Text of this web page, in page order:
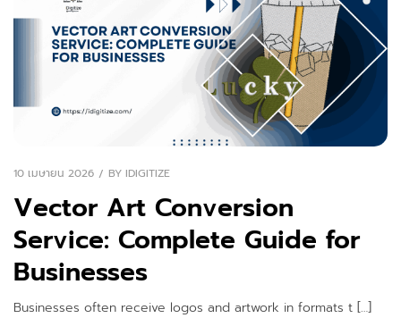
10 เมษายน 2026 BY IDIGITIZE
Vector Art Conversion
Service: Complete Guide for
Businesses
Businesses often receive logos and artwork in formats t […]